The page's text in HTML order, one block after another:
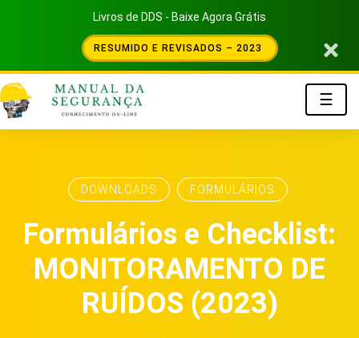
Livros de DDS - Baixe Agora Grátis
RESUMIDO E REVISADOS – 2023
☰
DOWNLOADS FORMULÁRIOS
Formulários e Checklist:
MONITORAMENTO DE
RUÍDOS (2023)